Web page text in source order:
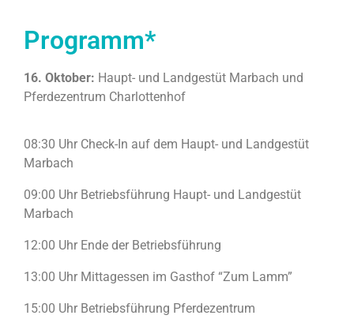
Partner
Account
Programm*
16. Oktober: Haupt- und Landgestüt Marbach und
Pferdezentrum Charlottenhof
08:30 Uhr Check-In auf dem Haupt- und Landgestüt
Marbach
09:00 Uhr Betriebsführung Haupt- und Landgestüt
Marbach
12:00 Uhr Ende der Betriebsführung
13:00 Uhr Mittagessen im Gasthof “Zum Lamm”
15:00 Uhr Betriebsführung Pferdezentrum